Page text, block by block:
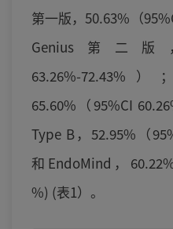
第一版，50.63%（
Genius第二版
63.26%-72.43%）
65.60%（95%CI
Type B，52.95%（
和EndoMind，
%) (表1）。